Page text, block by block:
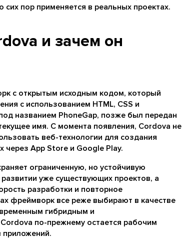
пор применяется в реальных проектах.
и зачем он
с открытым исходным кодом, который
с использованием HTML, CSS и
названием PhoneGap, позже был передан
имя. С момента появления, Cordova не
веб-технологии для создания
через App Store и Google Play.
ограниченную, но устойчивую
уже существующих проектов, а
разработки и повторное
фреймворк все реже выбирают в качестве
гибридным и
по-прежнему остается рабочим
приложений.